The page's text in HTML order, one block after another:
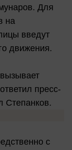
Для
на
введут
движения.
пресс-
Степанков.
с